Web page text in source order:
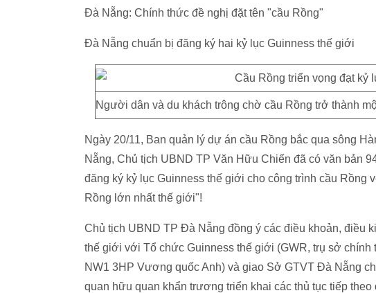
Đà Nẵng: Chính thức đề nghị đặt tên "cầu Rồng"
Đà Nẵng chuẩn bị đăng ký hai kỷ lục Guinness thế giới
Người dân và du khách trông chờ cầu Rồng trở thành
Ngày 20/11, Ban quản lý dự án cầu Rồng bắc qua sông
Nẵng, Chủ tịch UBND TP Văn Hữu Chiến đã có văn bản
đăng ký kỷ lục Guinness thế giới cho công trình cầu Rồng
Rồng lớn nhất thế giới"!
Chủ tịch UBND TP Đà Nẵng đồng ý các điều khoản, điều
thế giới với Tổ chức Guinness thế giới (GWR, trụ sở
NW1 3HP Vương quốc Anh) và giao Sở GTVT Đà Nẵng
quan hữu quan khẩn trương triển khai các thủ tục tiếp